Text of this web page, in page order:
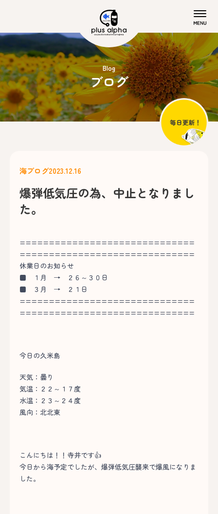
Blog
ブログ
海ブログ2023.12.16
爆弾低気圧の為、中止となりまし
た。
==============================
==============================
休業日のお知らせ
■ １月 → ２６～３０日
■ ３月 → ２１日
==============================
==============================
今日の久米島
天気：曇り
気温：２２～１７度
水温：２３～２４度
風向：北北東
こんにちは！！寺井です👍
今日から海予定でしたが、爆弾低気圧襲来で爆風になりま
した。